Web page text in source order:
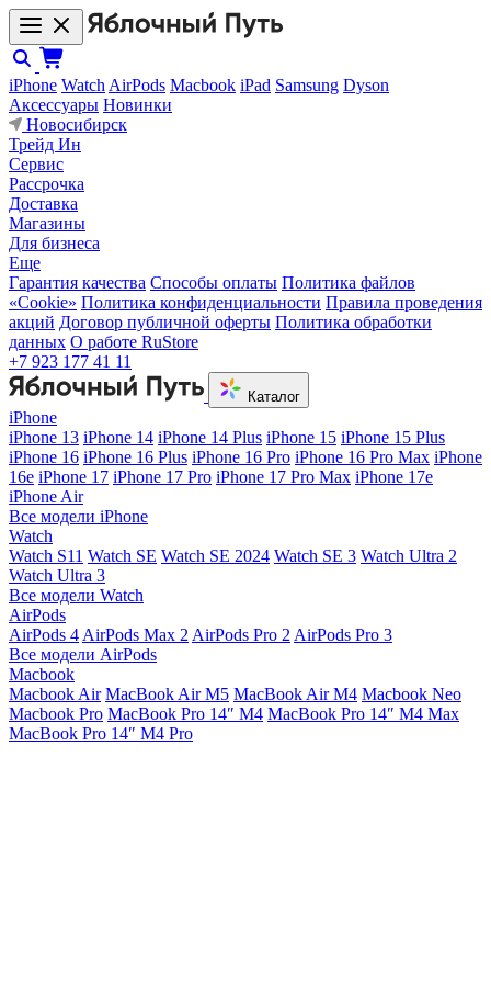
iPhone Watch AirPods Macbook iPad Samsung Dyson
Аксессуары Новинки
Новосибирск
Трейд Ин
Сервис
Рассрочка
Доставка
Магазины
Для бизнеса
Еще
Гарантия качества Способы оплаты Политика файлов
«Cookie» Политика конфиденциальности Правила проведения
акций Договор публичной оферты Политика обработки
данных О работе RuStore
+7 923 177 41 11
Каталог
iPhone
iPhone 13 iPhone 14 iPhone 14 Plus iPhone 15 iPhone 15 Plus
iPhone 16 iPhone 16 Plus iPhone 16 Pro iPhone 16 Pro Max iPhone
16e iPhone 17 iPhone 17 Pro iPhone 17 Pro Max iPhone 17e
iPhone Air
Все модели iPhone
Watch
Watch S11 Watch SE Watch SE 2024 Watch SE 3 Watch Ultra 2
Watch Ultra 3
Все модели Watch
AirPods
AirPods 4 AirPods Max 2 AirPods Pro 2 AirPods Pro 3
Все модели AirPods
Macbook
Macbook Air MacBook Air M5 MacBook Air М4 Macbook Neo
Macbook Pro MacBook Pro 14″ M4 MacBook Pro 14″ M4 Max
MacBook Pro 14″ M4 Pro